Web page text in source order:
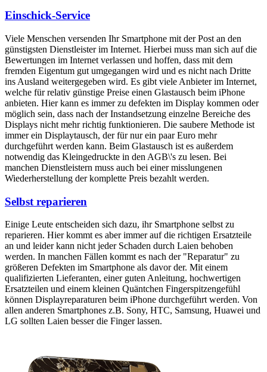
Einschick-Service
Viele Menschen versenden Ihr Smartphone mit der Post an den
günstigsten Dienstleister im Internet. Hierbei muss man sich auf die
Bewertungen im Internet verlassen und hoffen, dass mit dem
fremden Eigentum gut umgegangen wird und es nicht nach Dritte
ins Ausland weitergegeben wird. Es gibt viele Anbieter im Internet,
welche für relativ günstige Preise einen Glastausch beim iPhone
anbieten. Hier kann es immer zu defekten im Display kommen oder
möglich sein, dass nach der Instandsetzung einzelne Bereiche des
Displays nicht mehr richtig funktionieren. Die saubere Methode ist
immer ein Displaytausch, der für nur ein paar Euro mehr
durchgeführt werden kann. Beim Glastausch ist es außerdem
notwendig das Kleingedruckte in den AGB\'s zu lesen. Bei
manchen Dienstleistern muss auch bei einer misslungenen
Wiederherstellung der komplette Preis bezahlt werden.
Selbst reparieren
Einige Leute entscheiden sich dazu, ihr Smartphone selbst zu
reparieren. Hier kommt es aber immer auf die richtigen Ersatzteile
an und leider kann nicht jeder Schaden durch Laien behoben
werden. In manchen Fällen kommt es nach der "Reparatur" zu
größeren Defekten im Smartphone als davor der. Mit einem
qualifizierten Lieferanten, einer guten Anleitung, hochwertigen
Ersatzteilen und einem kleinen Quäntchen Fingerspitzengefühl
können Displayreparaturen beim iPhone durchgeführt werden. Von
allen anderen Smartphones z.B. Sony, HTC, Samsung, Huawei und
LG sollten Laien besser die Finger lassen.